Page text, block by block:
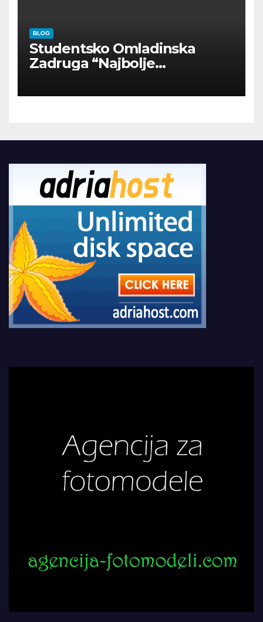
BLOG
Studentsko Omladinska
Zadruga “Najbolje